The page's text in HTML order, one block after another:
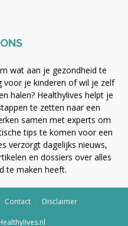
wat aan je gezondheid te
voor je kinderen of wil je zelf
halen? Healthylives helpt je
te zetten naar een
samen met experts om
tips te komen voor een
verzorgt dagelijks nieuws,
en dossiers over alles
te maken heeft.
Contact Disclaimer